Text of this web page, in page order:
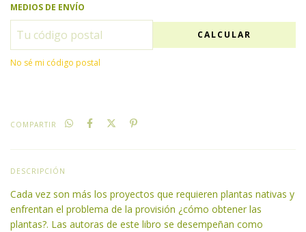
MEDIOS DE ENVÍO
CALCULAR
No sé mi código postal
COMPARTIR
DESCRIPCIÓN
Cada vez son más los proyectos que requieren plantas nativas y
enfrentan el problema de la provisión ¿cómo obtener las
plantas?. Las autoras de este libro se desempeñan como